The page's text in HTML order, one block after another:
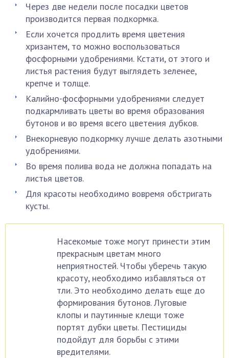
Через две недели после посадки цветов
производится первая подкормка.
Если хочется продлить время цветения
хризантем, то можно воспользоваться
фосфорными удобрениями. Кстати, от этого и
листья растения будут выглядеть зеленее,
крепче и толще.
Калийно-фосфорными удобрениями следует
подкармливать цветы во время образования
бутонов и во время всего цветения дубков.
Внекорневую подкормку лучше делать азотными
удобрениями.
Во время полива вода не должна попадать на
листья цветов.
Для красоты необходимо вовремя обстригать
кусты.
Насекомые тоже могут принести этим
прекрасным цветам много
неприятностей. Чтобы уберечь такую
красоту, необходимо избавляться от
тли. Это необходимо делать еще до
формирования бутонов. Луговые
клопы и паутинные клещи тоже
портят дубки цветы. Пестициды
подойдут для борьбы с этими
вредителями.